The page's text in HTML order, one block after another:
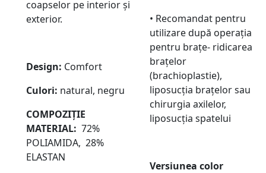
coapselor pe interior și
exterior.
Design: Comfort
Culori: natural, negru
COMPOZIȚIE
MATERIAL: 72%
POLIAMIDA, 28%
ELASTAN
• Recomandat pentru
utilizare după operația
pentru brațe- ridicarea
brațelor
(brachioplastie),
liposucția brațelor sau
chirurgia axilelor,
liposucția spatelui
Versiunea color